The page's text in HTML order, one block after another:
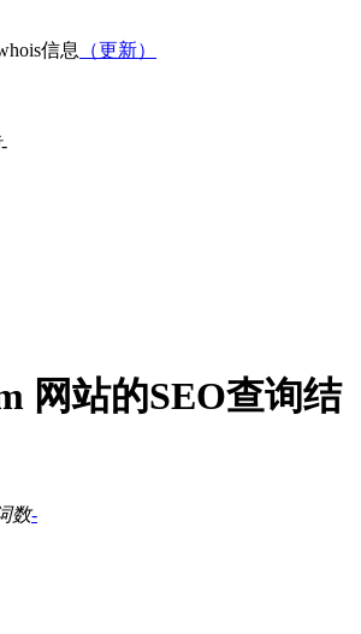
信息 （更新）
-
网站的SEO查询结
数-